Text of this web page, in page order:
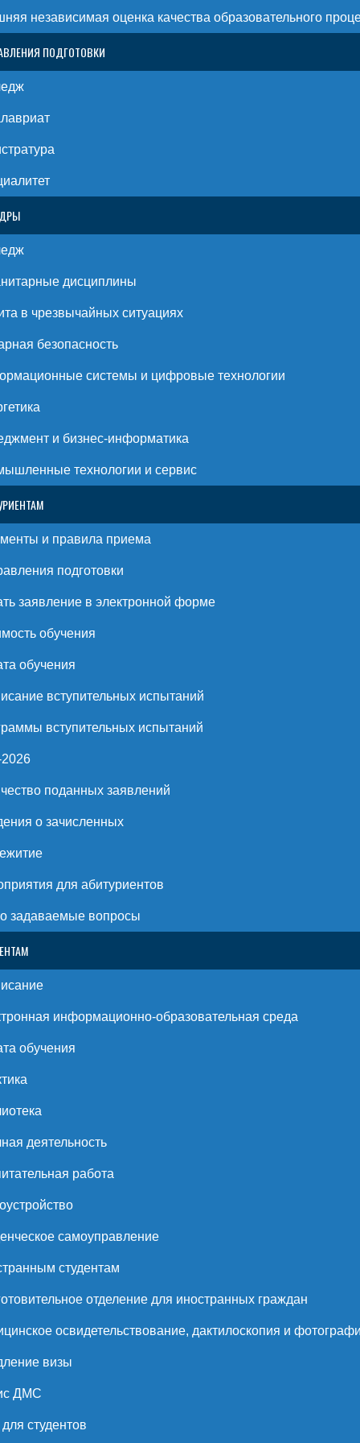
независимая оценка качества образовательного
ПОДГОТОВКИ
дисциплины
в чрезвычайных ситуациях
безопасность
системы и цифровые технологии
и бизнес-информатика
технологии и сервис
и правила приема
подготовки
заявление в электронной форме
обучения
обучения
вступительных испытаний
вступительных испытаний
поданных заявлений
о зачисленных
для абитуриентов
задаваемые вопросы
информационно-образовательная среда
обучения
деятельность
работа
самоуправление
студентам
отделение для иностранных граждан
освидетельствование, дактилоскопия и
визы
ДМС
студентов